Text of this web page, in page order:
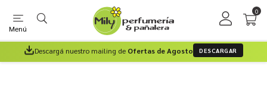
Menú
0
Descargá nuestro mailing de Ofertas de Agosto DESCARGAR